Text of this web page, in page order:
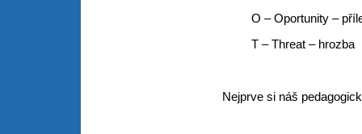
O – Oportunity –
T – Threat – hrozba
Nejprve si náš